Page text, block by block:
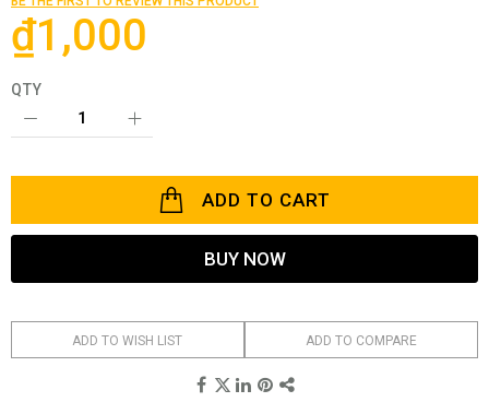
images
gallery
₫1,000
QTY
ADD TO CART
BUY NOW
ADD TO WISH LIST ADD TO COMPARE